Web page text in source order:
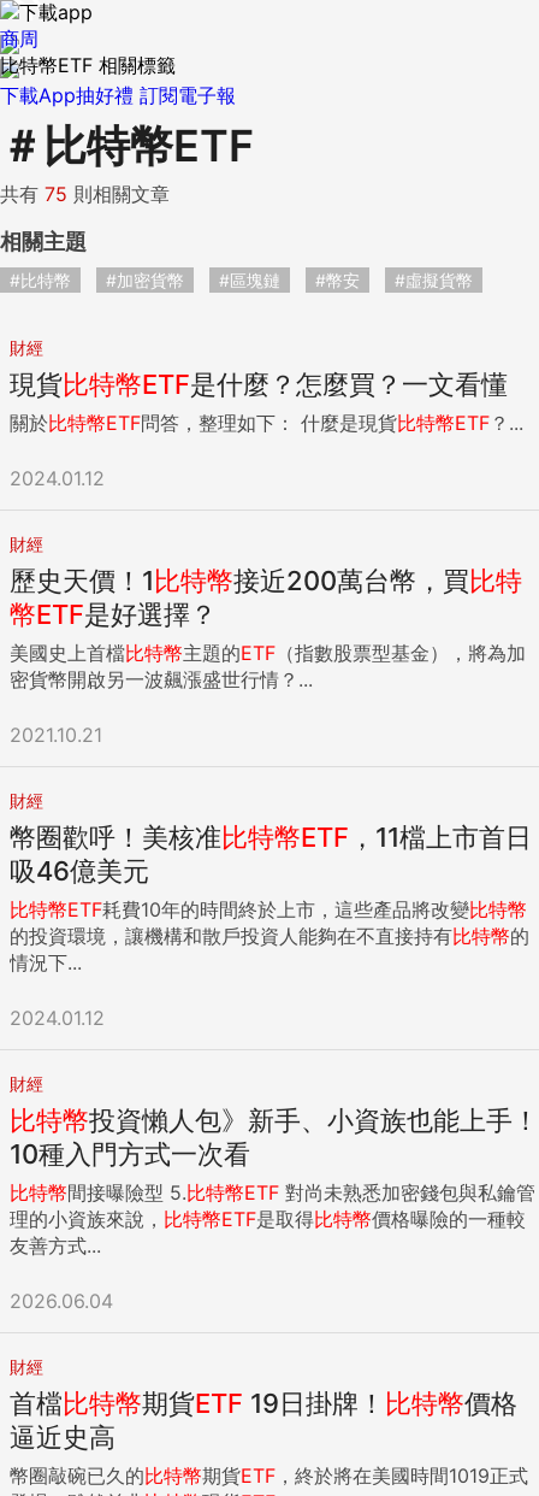
下載App抽好禮 訂閱電子報
商周
比特幣ETF 相關標籤
＃ 比特幣ETF
共有 75 則相關文章
相關主題
#比特幣 #加密貨幣 #區塊鏈 #幣安 #虛擬貨幣
財經
現貨比特幣ETF是什麼？怎麼買？一文看懂
關於比特幣ETF 問答，整理如下： 什麼是現貨比特幣ETF ？...
2024.01.12
財經
歷史天價！1比特幣接近200萬台幣，買比特
幣ETF是好選擇？
美國史上首檔比特幣主題的ETF （指數股票型基金），將為加
密貨幣開啟另一波飆漲盛世行情？...
2021.10.21
財經
幣圈歡呼！美核准比特幣ETF ，11檔上市首日
吸46億美元
比特幣ETF耗費10年的時間終於上市，這些產品將改變比特幣
的投資環境，讓機構和散戶投資人能夠在不直接持有比特幣的
情況下...
2024.01.12
財經
比特幣投資懶人包》新手、小資族也能上手！
10種入門方式一次看
比特幣 間接曝險型 5.比特幣ETF
理的小資族來說， 比特幣ETF是取得比特幣價格曝險的一種較
友善方式...
2026.06.04
財經
首檔比特幣期貨ETF 19日掛牌！ 比特幣價格
逼近史高
幣圈敲碗已久的比特幣期貨ETF ，終於將在美國時間1019正式